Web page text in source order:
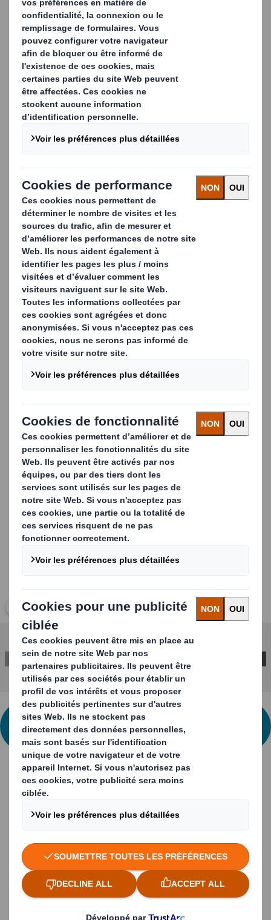
Qu'il s'agisse de cartons standard de type tube ou
plateau ou de structures personnalisées, nous vous
proposons une gamme de cartons innovants et
accrocheurs pour vous aider à lancer vos produits ou vos
campagnes promotionnelles. Nos solutions
comprennent des combinaisons astucieuses de taille et
de style, des fermetures spécialisées et des finitions
avancées telles que le fenêtrage détaillé, les découpes à
l'emporte-pièce, le pliage, le collage et les services de
reliure.
Nous pouvons également fournir les dernières
technologies spécialisées spécialement conçues pour les
emballages pharmaceutiques, notamment les
fermetures à l'épreuve des enfants, l'optimisation et
l'automatisation des flux de travail.
Nos modèles de boîtes pliantes peuvent être adaptés à :
Petits et grands volumes
Conceptions à l'épreuve des enfants et adaptées
aux personnes âgées
Cartes thermosoudées comprenant des instructions
de dosage, la tenue du dossier du patient, des
coupons et des cartes-réponses.
Des applications uniques telles que les étiquettes
de sécurité, la stérilisation et les technologies anti-
contrefaçon.
Capacités de conversion telles que l'impression sur
carton, le gaufrage et les applications de film, ainsi
que l'impression UV.
Carousel. Use previous and next buttons to move
Cliquez pour agrandir l’image
NOUS CONTACTER POUR PLUS
D'INFORMATION
Etude de cas
Remplacement des plastiques à usage
unique pour la Coopérative Agricole de
Noirmoutier